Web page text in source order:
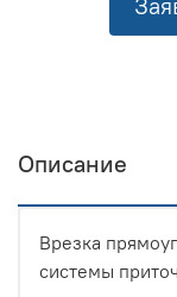
Описание
Врезка
системы